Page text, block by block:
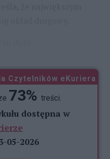
Czytelników eKuriera
73% treści.
dostępna w
05-2026